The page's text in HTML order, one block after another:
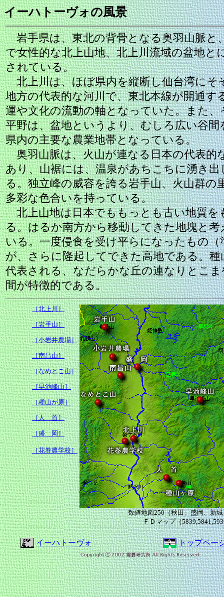
イーハトーヴォの風景
岩手県は、東北の背骨となる奥羽山脈と
で女性的な北上山地、北上川流域の盆地と
されている。
北上川は、ほぼ県内を縦断し仙台湾にそ
地方の代表的な河川で、東北本線が開通す
運や文化の流動の軸となっていた。また、
平野は、盆地というより、むしろ広い谷間
県内の主要な農業地帯となっている。
奥羽山脈は、火山が連なる日本の代表的
あり、山裾には、温泉があちこちに湧き出
る。独立峰の威容を誇る岩手山、火山群の
多彩な色合いを持っている。
北上山地は日本でももっとも古い地質を
る。はるか南方から移動してきた地塊と考
いる。一度侵食を受け平らになったもの（
が、さらに隆起してできた高地である。種
代表される、なだらかな丘の連なりとこ
間が特徴的である。
［北上川］
［岩手山］
［小岩井農場］
［南昌山］
［なめとこ山］
［早池峰山］
［種山が原］
［人 首］
［盛 岡］
［花巻農学校］
数値地図250（秋田、盛岡、新
ＦＤマップ（
イーハトーヴォ トップペー